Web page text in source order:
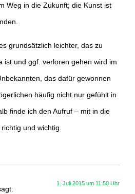
Weg in die Zukunft; die Kunst ist
grundsätzlich leichter, das zu
ist und ggf. verloren gehen wird im
das dafür gewonnen
häufig nicht nur gefühlt in
finde ich den Aufruf – mit in die
und wichtig.
1. Juli 2015 um 11:50 Uhr